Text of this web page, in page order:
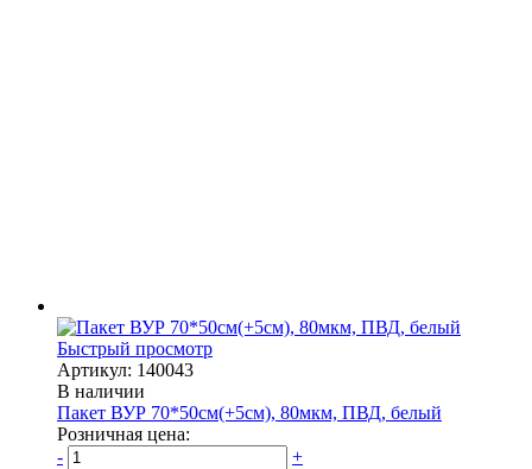
Быстрый просмотр
Артикул: 140043
В наличии
Пакет ВУР 70*50см(+5см), 80мкм, ПВД, белый
Розничная цена:
-
+